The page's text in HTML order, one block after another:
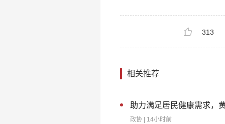
313
相关推荐
助力满足居民健康需求，
政协 | 14小时前